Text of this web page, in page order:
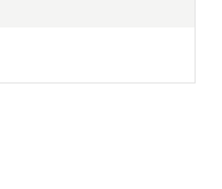
Turbo polo